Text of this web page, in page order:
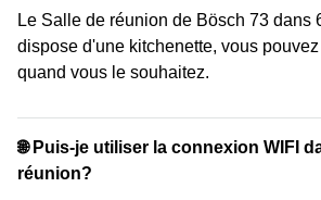
Le Salle de réunion de Bösch 73 dans
dispose d'une kitchenette, vous
quand vous le souhaitez.
🌐 Puis-je utiliser la connexion WIFI
réunion?